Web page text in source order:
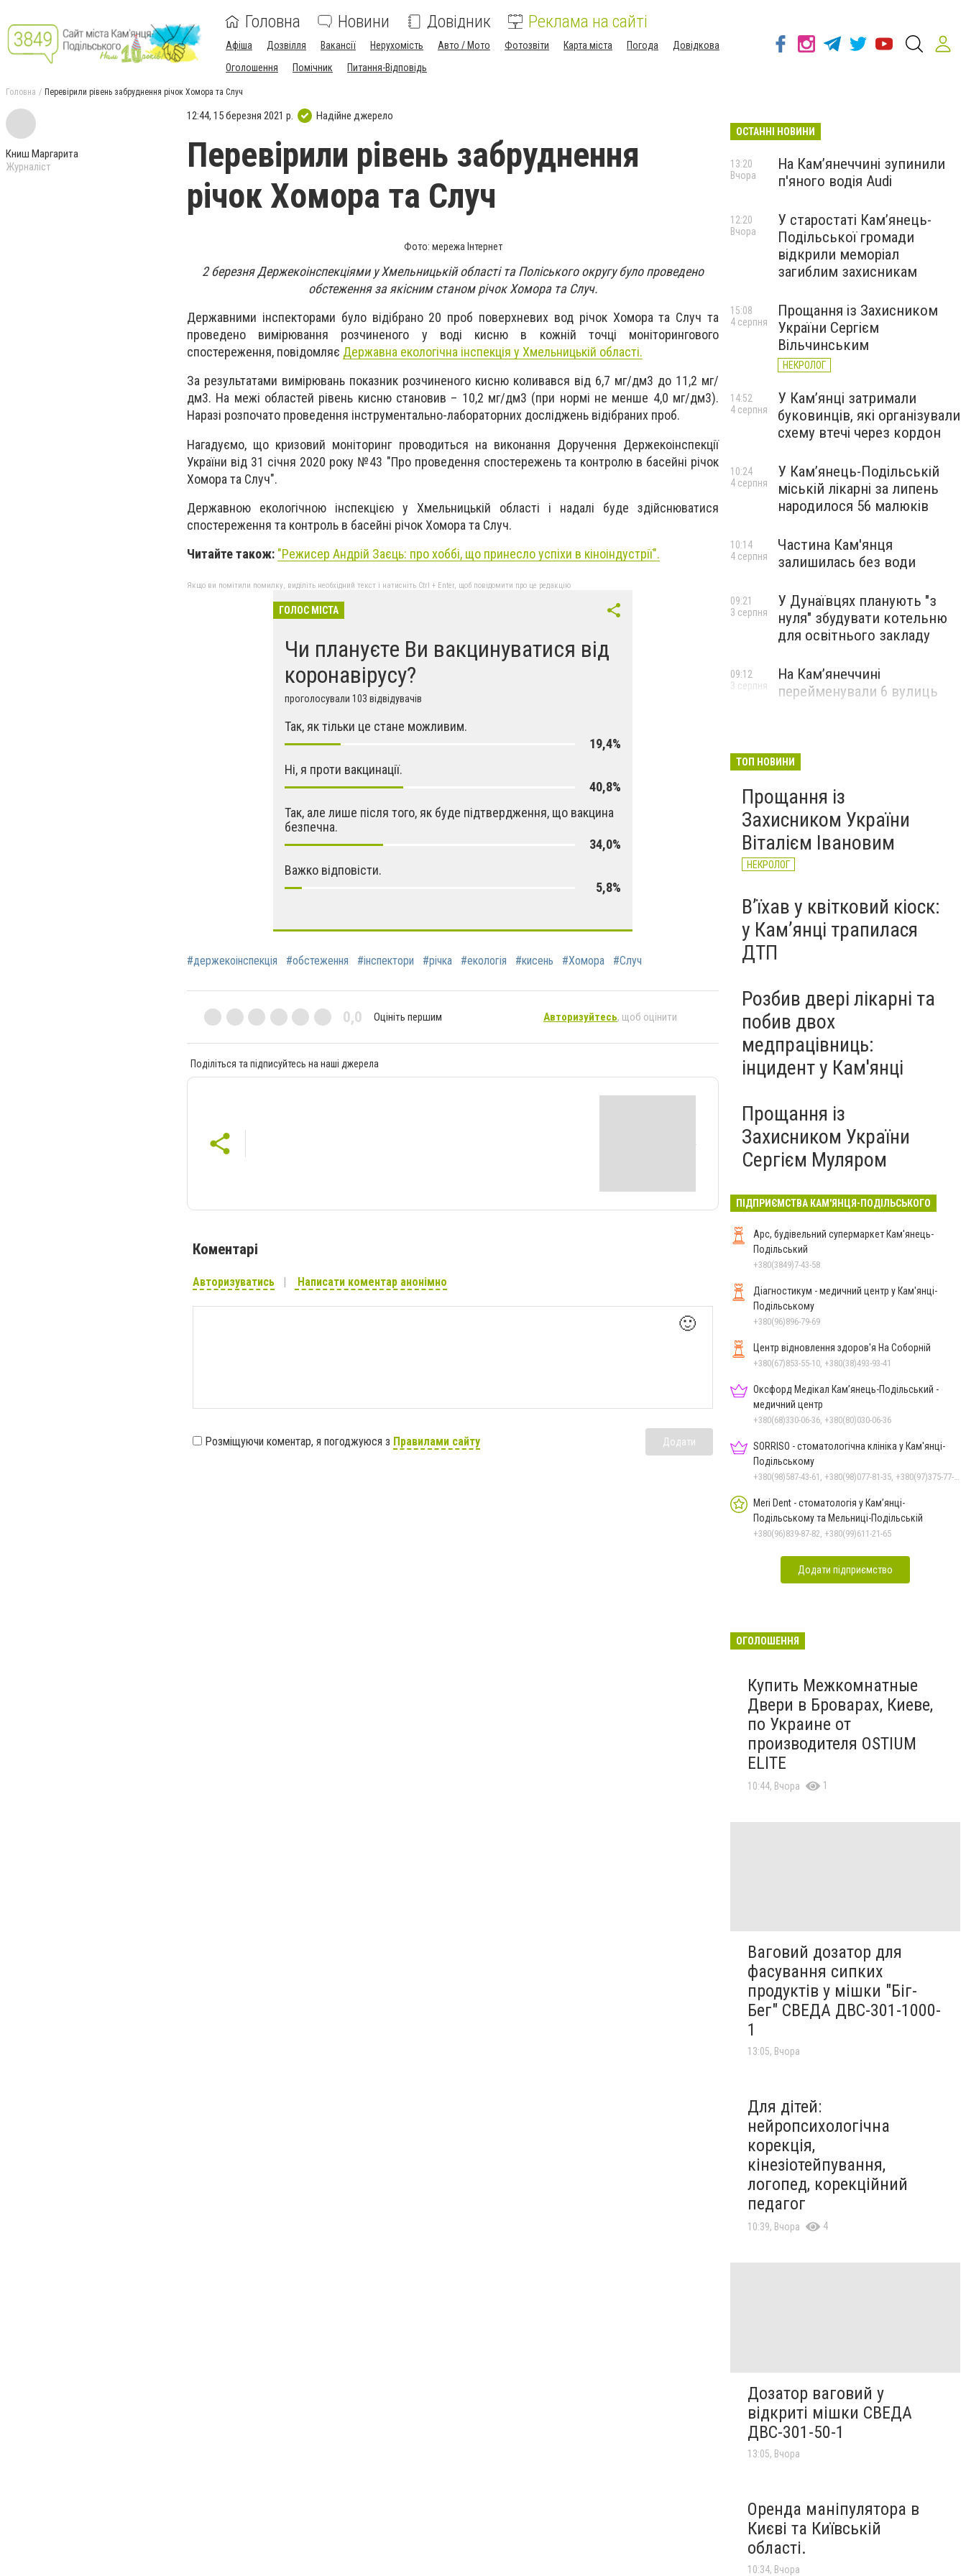
Головна Новини Довідник Реклама на сайті
Афіша Дозвілля Вакансії Нерухомість Авто / Мото Фотозвіти Карта міста Погода
Довідкова
Оголошення
Помічник Питання-Відповідь
Головна Перевірили рівень забруднення річок Хомора та Случ
Книш Маргарита
Журналіст
12:44, 15 березня 2021 р. Надійне джерело
Перевірили рівень забруднення
річок Хомора та Случ
Фото: мережа Інтернет
2 березня Держекоінспекціями у Хмельницькій області та Поліського округу було проведено
обстеження за якісним станом річок Хомора та Случ.
Державними інспекторами було відібрано 20 проб поверхневих вод річок Хомора та Случ та
проведено вимірювання розчиненого у воді кисню в кожній точці моніторингового
спостереження, повідомляє Державна екологічна інспекція у Хмельницькій області.
За результатами вимірювань показник розчиненого кисню коливався від 6,7 мг/дм3 до 11,2 мг/
дм3. На межі областей рівень кисню становив – 10,2 мг/дм3 (при нормі не менше 4,0 мг/дм3).
Наразі розпочато проведення інструментально-лабораторних досліджень відібраних проб.
Нагадуємо, що кризовий моніторинг проводиться на виконання Доручення Держекоінспекції
України від 31 січня 2020 року №43 "Про проведення спостережень та контролю в басейні річок
Хомора та Случ".
Державною екологічною інспекцією у Хмельницькій області і надалі буде здійснюватися
спостереження та контроль в басейні річок Хомора та Случ.
Читайте також: "Режисер Андрій Заєць: про хоббі, що принесло успіхи в кіноіндустрії".
Якщо ви помітили помилку, виділіть необхідний текст і натисніть Ctrl + Enter, щоб повідомити про це редакцію
ГОЛОС МІСТА
Чи плануєте Ви вакцинуватися від
коронавірусу?
проголосували 103 відвідувачів
Так, як тільки це стане можливим.
19,4%
Ні, я проти вакцинації.
40,8%
Так, але лише після того, як буде підтвердження, що вакцина
безпечна.
34,0%
Важко відповісти.
5,8%
#держекоінспекція #обстеження #інспектори #річка #екологія #кисень #Хомора #Случ
0,0 Оцініть першим Авторизуйтесь, щоб оцінити
Поділіться та підписуйтесь на наші джерела
Коментарі
Авторизуватись Написати коментар анонімно
🙂
Розміщуючи коментар, я погоджуюся з Правилами сайту Додати
ОСТАННІ НОВИНИ
На Камʼянеччині зупинили
п'яного водія Audi
13:20
Вчора
У старостаті Кам’янець-
Подільської громади
відкрили меморіал
загиблим захисникам
12:20
Вчора
Прощання із Захисником
України Сергієм
Вільчинським
НЕКРОЛОГ
15:08
4 серпня
У Кам’янці затримали
буковинців, які організували
схему втечі через кордон
14:52
4 серпня
У Кам’янець-Подільській
міській лікарні за липень
народилося 56 малюків
10:24
4 серпня
Частина Кам'янця
залишилась без води
10:14
4 серпня
У Дунаївцях планують "з
нуля" збудувати котельню
для освітнього закладу
09:21
3 серпня
На Камʼянеччині
перейменували 6 вулиць
09:12
3 серпня
ТОП НОВИНИ
Прощання із
Захисником України
Віталієм Івановим
НЕКРОЛОГ
Вʼїхав у квітковий кіоск:
у Камʼянці трапилася
ДТП
Розбив двері лікарні та
побив двох
медпрацівниць:
інцидент у Кам'янці
Прощання із
Захисником України
Сергієм Муляром
ПІДПРИЄМСТВА КАМ'ЯНЦЯ-ПОДІЛЬСЬКОГО
Арс, будівельний супермаркет Кам'янець-
Подільський
+380(3849)7-43-58
Діагностикум - медичний центр у Кам'янці-
Подільському
+380(96)896-79-69
Центр відновлення здоров'я На Соборній
+380(67)853-55-10, +380(38)493-93-41
Оксфорд Медікал Кам’янець-Подільський -
медичний центр
+380(68)330-06-36, +380(80)030-06-36
SORRISO - стоматологічна клініка у Кам'янці-
Подільському
+380(98)587-43-61, +380(98)077-81-35, +380(97)375-77-72, +380(97)982-31-07
Meri Dent - стоматологія у Кам’янці-
Подільському та Мельниці-Подільській
+380(96)839-87-82, +380(99)611-21-65
Додати підприємство
ОГОЛОШЕННЯ
Купить Межкомнатные
Двери в Броварах, Киеве,
по Украине от
производителя OSTIUM
ELITE
10:44, Вчора 1
Ваговий дозатор для
фасування сипких
продуктів у мішки "Біг-
Бег" СВЕДА ДВС-301-1000-
1
13:05, Вчора
Для дітей:
нейропсихологічна
корекція,
кінезіотейпування,
логопед, корекційний
педагог
10:39, Вчора 4
Дозатор ваговий у
відкриті мішки СВЕДА
ДВС-301-50-1
13:05, Вчора
Оренда маніпулятора в
Києві та Київській
області.
10:34, Вчора